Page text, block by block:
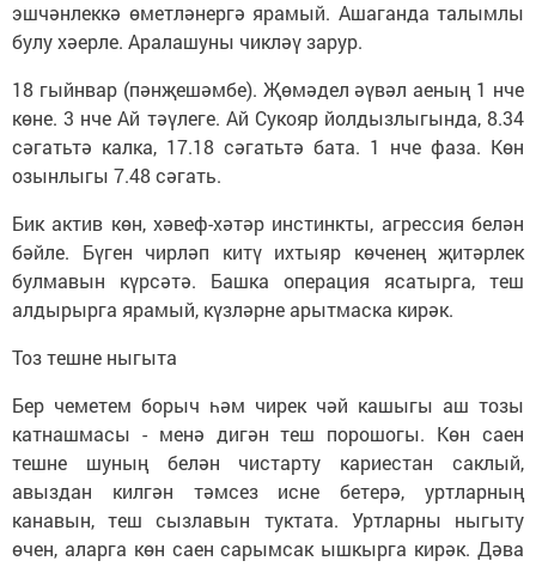
эшчәнлеккә өметләнергә ярамый. Ашаганда талымлы
булу хәерле. Аралашуны чикләү зарур.
18 гыйнвар (пәнҗешәмбе). Җөмәдел әүвәл аеның 1 нче
көне. 3 нче Ай тәүлеге. Ай Сукояр йолдызлыгында, 8.34
сәгатьтә калка, 17.18 сәгатьтә бата. 1 нче фаза. Көн
озынлыгы 7.48 сәгать.
Бик актив көн, хәвеф-хәтәр инстинкты, агрессия белән
бәйле. Бүген чирләп китү ихтыяр көченең җитәрлек
булмавын күрсәтә. Башка операция ясатырга, теш
алдырырга ярамый, күзләрне арытмаска кирәк.
Тоз тешне ныгыта
Бер чеметем борыч һәм чирек чәй кашыгы аш тозы
катнашмасы - менә дигән теш порошогы. Көн саен
тешне шуның белән чистарту кариестан саклый,
авыздан килгән тәмсез исне бетерә, уртларның
канавын, теш сызлавын туктата. Уртларны ныгыту
өчен, аларга көн саен сарымсак ышкырга кирәк. Дәва